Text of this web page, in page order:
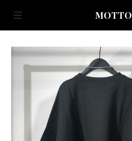
MOTTO